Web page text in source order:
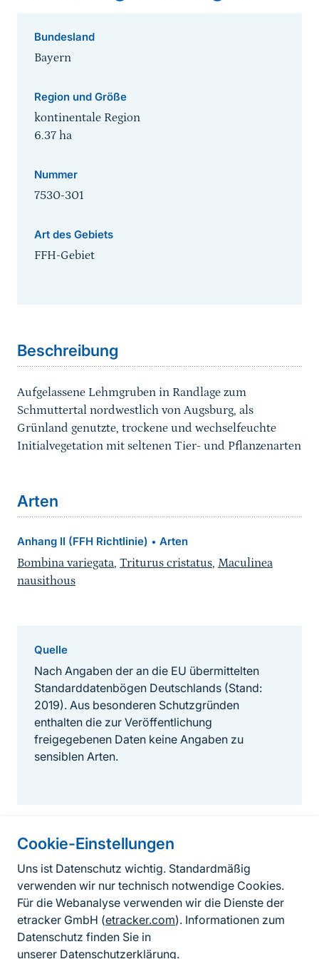
Cookie-Einstellungen
Uns ist Datenschutz wichtig. Standardmäßig
verwenden wir nur technisch notwendige Cookies.
Für die Webanalyse verwenden wir die Dienste der
etracker GmbH (etracker.com). Informationen zum
Datenschutz finden Sie in
unserer Datenschutzerklärung.
Bundesland
Bayern
Region und Größe
kontinentale Region
6.37 ha
Nummer
7530-301
Art des Gebiets
FFH-Gebiet
Beschreibung
Aufgelassene Lehmgruben in Randlage zum
Schmuttertal nordwestlich von Augsburg, als
Grünland genutzte, trockene und wechselfeuchte
Initialvegetation mit seltenen Tier- und Pflanzenarten
Arten
Anhang II (FFH Richtlinie) • Arten
Bombina variegata, Triturus cristatus, Maculinea
nausithous
Quelle
Nach Angaben der an die EU übermittelten
Standarddatenbögen Deutschlands (Stand:
2019). Aus besonderen Schutzgründen
enthalten die zur Veröffentlichung
freigegebenen Daten keine Angaben zu
sensiblen Arten.
Informationen zur Seite
FußzeileKontakt zum BfN
Kontaktformular
Erklärung zur Barrierefreiheit